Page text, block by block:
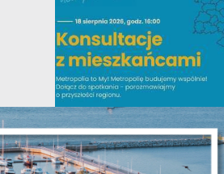
06 - 08 - 2026
Spotkanie